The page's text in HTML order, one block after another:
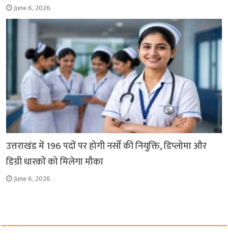
June 6, 2026
उत्तराखंड में 196 पदों पर होगी नर्सों की नियुक्ति, डिप्लोमा और
डिग्री धारकों को मिलेगा मौका
June 6, 2026